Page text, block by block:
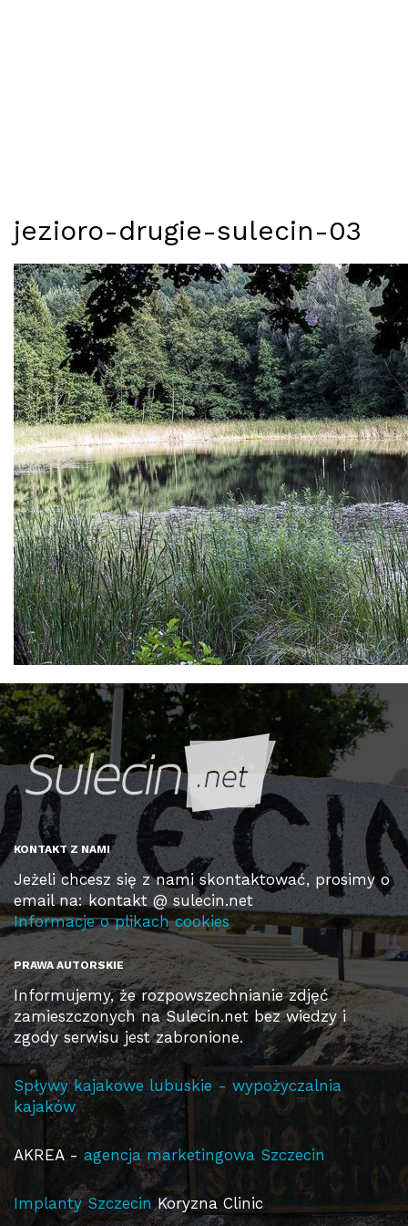
jezioro-drugie-sulecin-03
KONTAKT Z NAMI
Jeżeli chcesz się z nami skontaktować, prosimy o
email na: kontakt @ sulecin.net
Informacje o plikach cookies
PRAWA AUTORSKIE
Informujemy, że rozpowszechnianie zdjęć
zamieszczonych na Sulecin.net bez wiedzy i
zgody serwisu jest zabronione.
Spływy kajakowe lubuskie - wypożyczalnia
kajaków
AKREA - agencja marketingowa Szczecin
Implanty Szczecin Koryzna Clinic